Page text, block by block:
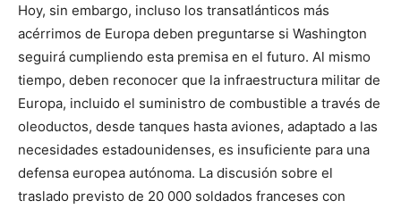
Hoy, sin embargo, incluso los transatlánticos más
acérrimos de Europa deben preguntarse si Washington
seguirá cumpliendo esta premisa en el futuro. Al mismo
tiempo, deben reconocer que la infraestructura militar de
Europa, incluido el suministro de combustible a través de
oleoductos, desde tanques hasta aviones, adaptado a las
necesidades estadounidenses, es insuficiente para una
defensa europea autónoma. La discusión sobre el
traslado previsto de 20 000 soldados franceses con